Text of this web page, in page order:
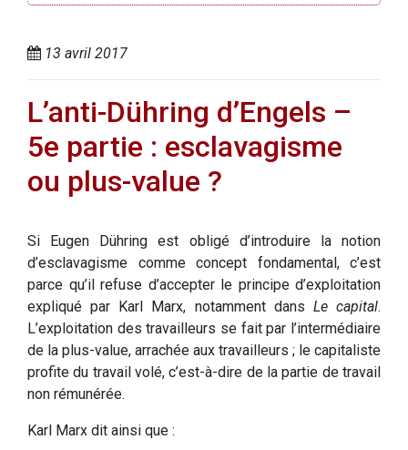
13 avril 2017
L’anti-Dühring d’Engels –
5e partie : esclavagisme
ou plus-value ?
Si Eugen Dühring est obligé d’introduire la notion
d’esclavagisme comme concept fondamental, c’est
parce qu’il refuse d’accepter le principe d’exploitation
expliqué par Karl Marx, notamment dans Le capital.
L’exploitation des travailleurs se fait par l’intermédiaire
de la plus-value, arrachée aux travailleurs ; le capitaliste
profite du travail volé, c’est-à-dire de la partie de travail
non rémunérée.
Karl Marx dit ainsi que :